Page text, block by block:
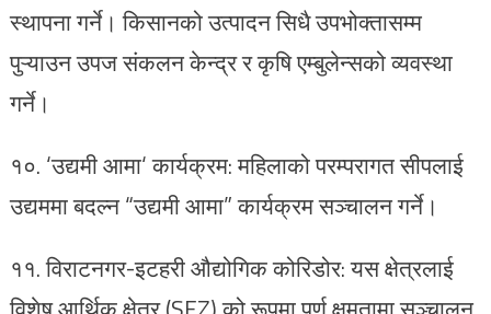
स्थापना गर्ने। किसानको उत्पादन सिधै उपभोक्तासम्म
पुऱ्याउन उपज संकलन केन्द्र र कृषि एम्बुलेन्सको व्यवस्था
गर्ने।
१०.⁠ ‘उद्यमी आमा‘ कार्यक्रम: महिलाको परम्परागत सीपलाई
उद्यममा बदल्न “उद्यमी आमा” कार्यक्रम सञ्चालन गर्ने।
११.⁠ ⁠विराटनगर-इटहरी औद्योगिक कोरिडोर: यस क्षेत्रलाई